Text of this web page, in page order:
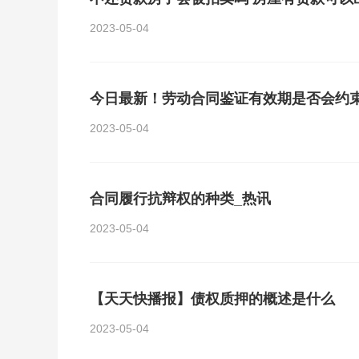
2023-05-04
今日最新！劳动合同鉴证有效期是否会约
2023-05-04
合同履行抗辩权的种类_热讯
2023-05-04
【天天快播报】债权质押的概述是什么
2023-05-04